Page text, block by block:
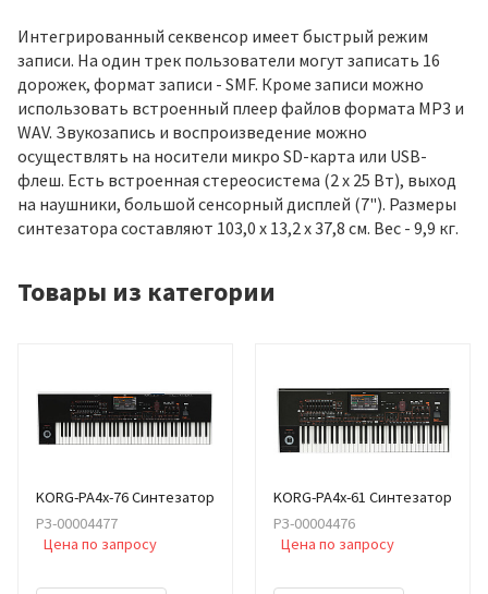
Интегрированный секвенсор имеет быстрый режим
записи. На один трек пользователи могут записать 16
дорожек, формат записи - SMF. Кроме записи можно
использовать встроенный плеер файлов формата МР3 и
WAV. Звукозапись и воспроизведение можно
осуществлять на носители микро SD-карта или USB-
флеш. Есть встроенная стереосистема (2 x 25 Вт), выход
на наушники, большой сенсорный дисплей (7"). Размеры
синтезатора составляют 103,0 x 13,2 x 37,8 cм. Вес - 9,9 кг.
Товары из категории
KORG-PA4x-76 Синтезатор
РЗ-00004477
Цена по запросу
KORG-PA4x-61 Синтезатор
РЗ-00004476
Цена по запросу